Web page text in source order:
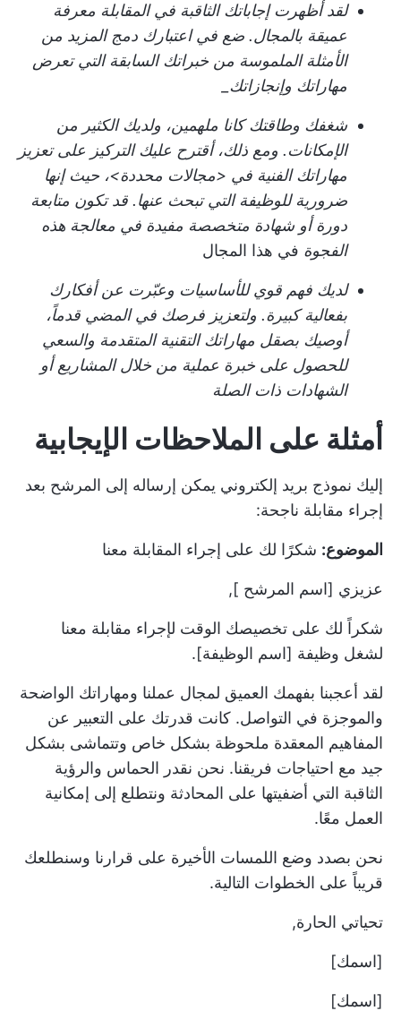
لقد أظهرت إجاباتك الثاقبة في المقابلة معرفة
عميقة بالمجال. ضع في اعتبارك دمج المزيد من
الأمثلة الملموسة من خبراتك السابقة التي تعرض
مهاراتك وإنجازاتك_
شغفك وطاقتك كانا ملهمين، ولديك الكثير من
الإمكانات. ومع ذلك، أقترح عليك التركيز على تعزيز
مهاراتك الفنية في <مجالات محددة>، حيث إنها
ضرورية للوظيفة التي تبحث عنها. قد تكون متابعة
دورة أو شهادة متخصصة مفيدة في معالجة هذه
الفجوة في هذا المجال
لديك فهم قوي للأساسيات وعبّرت عن أفكارك
بفعالية كبيرة. ولتعزيز فرصك في المضي قدماً،
أوصيك بصقل مهاراتك التقنية المتقدمة والسعي
للحصول على خبرة عملية من خلال المشاريع أو
الشهادات ذات الصلة
أمثلة على الملاحظات الإيجابية
إليك نموذج بريد إلكتروني يمكن إرساله إلى المرشح بعد
إجراء مقابلة ناجحة:
الموضوع: شكرًا لك على إجراء المقابلة معنا
عزيزي [اسم المرشح ],
شكراً لك على تخصيصك الوقت لإجراء مقابلة معنا
لشغل وظيفة [اسم الوظيفة].
لقد أعجبنا بفهمك العميق لمجال عملنا ومهاراتك الواضحة
والموجزة في التواصل. كانت قدرتك على التعبير عن
المفاهيم المعقدة ملحوظة بشكل خاص وتتماشى بشكل
جيد مع احتياجات فريقنا. نحن نقدر الحماس والرؤية
الثاقبة التي أضفيتها على المحادثة ونتطلع إلى إمكانية
العمل معًا.
نحن بصدد وضع اللمسات الأخيرة على قرارنا وسنطلعك
قريباً على الخطوات التالية.
تحياتي الحارة,
[اسمك]
[اسمك]